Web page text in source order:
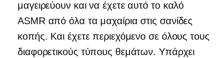
μαγειρεύουν και να έχετε αυτό το καλό
ASMR από όλα τα μαχαίρια στις σανίδες
κοπής. Και έχετε περιεχόμενο σε όλους τους
διαφορετικούς τύπους θεμάτων. Υπάρχει